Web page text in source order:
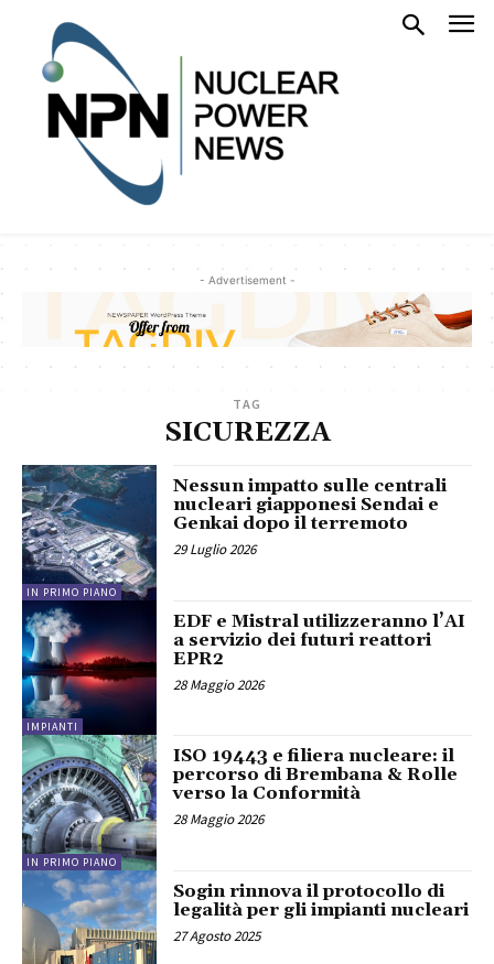
- Advertisement -
TAG
SICUREZZA
IN PRIMO PIANO
Nessun impatto sulle centrali
nucleari giapponesi Sendai e
Genkai dopo il terremoto
29 Luglio 2026
IMPIANTI
EDF e Mistral utilizzeranno l’AI
a servizio dei futuri reattori
EPR2
28 Maggio 2026
IN PRIMO PIANO
ISO 19443 e filiera nucleare: il
percorso di Brembana & Rolle
verso la Conformità
28 Maggio 2026
Sogin rinnova il protocollo di
legalità per gli impianti nucleari
27 Agosto 2025